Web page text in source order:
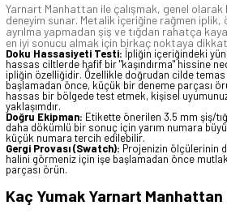
Yarnart Manhattan ile çalışmak, genel olarak
deneyim sunar. Metalik içeriğine rağmen iplik,
ayrılma yapmadan şiş ve tığdan rahatça
en iyi sonucu almak için birkaç noktaya
Doku Hassasiyeti Testi: İpliğin içeriğindeki
hassas ciltlerde hafif bir "kaşındırma" hissine
ipliğin özelliğidir. Özellikle doğrudan cilde
başlamadan önce, küçük bir deneme parçası
hassas bir bölgede test etmek, kişisel
yaklaşımdır.
Doğru Ekipman: Etikette önerilen 3.5 mm şiş/
daha dökümlü bir sonuç için yarım numara
küçük numara tercih edilebilir.
Gergi Provası (Swatch): Projenizin ölçülerinin
halini görmeniz için işe başlamadan önce
parçası örün.
Kaç Yumak Yarnart Manhattan